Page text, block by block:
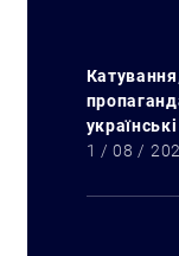
1 / 08 /